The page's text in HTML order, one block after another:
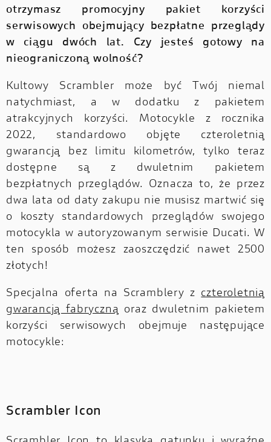
otrzymasz promocyjny pakiet korzyści
serwisowych obejmujący bezpłatne przeglądy
w ciągu dwóch lat. Czy jesteś gotowy na
nieograniczoną wolność?
Kultowy Scrambler może być Twój niemal
natychmiast, a w dodatku z pakietem
atrakcyjnych korzyści. Motocykle z rocznika
2022, standardowo objęte czteroletnią
gwarancją bez limitu kilometrów, tylko teraz
dostępne są z dwuletnim pakietem
bezpłatnych przeglądów. Oznacza to, że przez
dwa lata od daty zakupu nie musisz martwić się
o koszty standardowych przeglądów swojego
motocykla w autoryzowanym serwisie Ducati. W
ten sposób możesz zaoszczędzić nawet 2500
złotych!
Specjalna oferta na Scramblery z czteroletnią
gwarancją fabryczną oraz dwuletnim pakietem
korzyści serwisowych obejmuje następujące
motocykle:
Scrambler Icon